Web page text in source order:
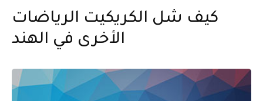
كيف شل الكريكيت الرياضات
الأخرى في الهند